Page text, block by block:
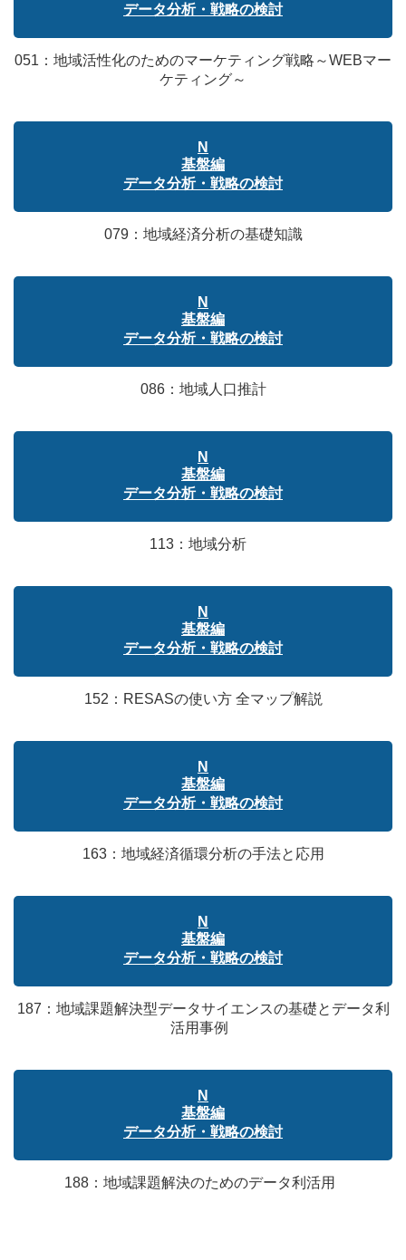
データ分析・戦略の検討
051：地域活性化のためのマーケティング戦略～WEBマー
ケティング～
N
基盤編
データ分析・戦略の検討
079：地域経済分析の基礎知識
N
基盤編
データ分析・戦略の検討
086：地域人口推計
N
基盤編
データ分析・戦略の検討
113：地域分析
N
基盤編
データ分析・戦略の検討
152：RESASの使い方 全マップ解説
N
基盤編
データ分析・戦略の検討
163：地域経済循環分析の手法と応用
N
基盤編
データ分析・戦略の検討
187：地域課題解決型データサイエンスの基礎とデータ利
活用事例
N
基盤編
データ分析・戦略の検討
188：地域課題解決のためのデータ利活用